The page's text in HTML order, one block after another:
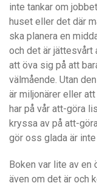
inte tankar om
huset eller det där
ska planera en
och det är jättesvårt
att öva sig på att
välmående. Utan
är miljonärer eller
har på vår att-göra
kryssa av på att-
gör oss glada är
Boken var lite av en
även om det är och